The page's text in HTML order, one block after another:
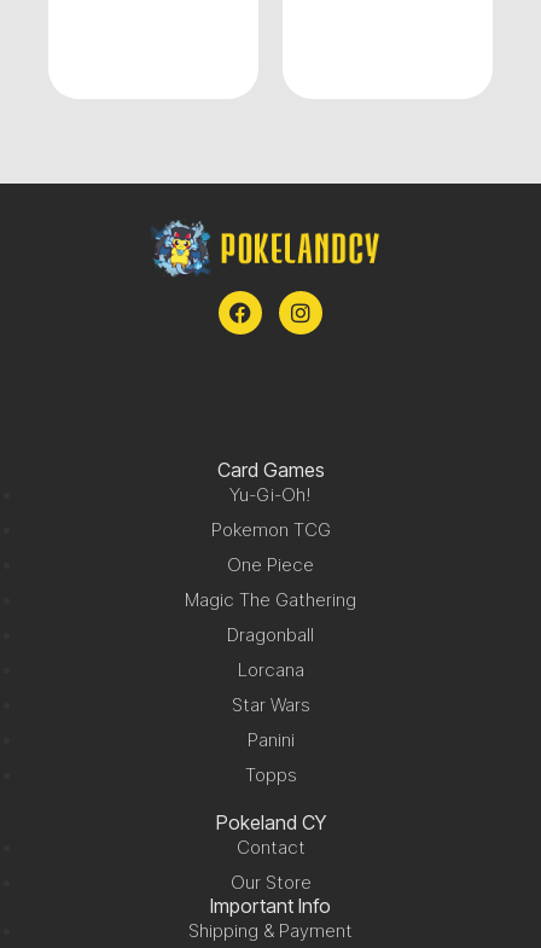
Card Games
Yu-Gi-Oh!
Pokemon TCG
One Piece
Magic The Gathering
Dragonball
Lorcana
Star Wars
Panini
Topps
Pokeland CY
Contact
Our Store
Important Info
Shipping & Payment